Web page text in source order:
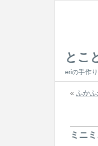
とこ
eriの手作
« ふか
ミニ